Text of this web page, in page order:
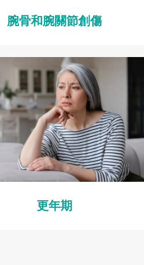
腕骨和腕關節創傷
更年期